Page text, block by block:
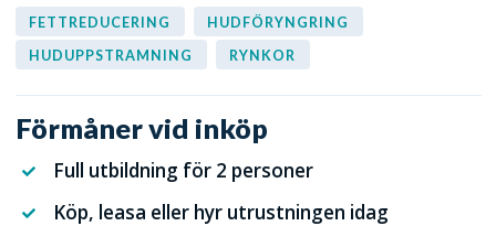
FETTREDUCERING HUDFÖRYNGRING
HUDUPPSTRAMNING RYNKOR
Förmåner vid inköp
Full utbildning för 2 personer
Köp, leasa eller hyr utrustningen idag